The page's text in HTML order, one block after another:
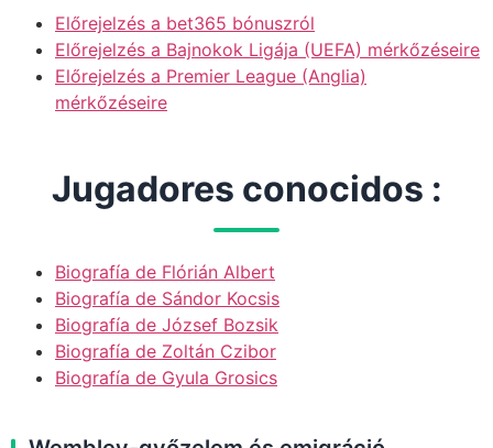
Előrejelzés a bet365 bónuszról
Előrejelzés a Bajnokok Ligája (UEFA) mérkőzéseire
Előrejelzés a Premier League (Anglia)
mérkőzéseire
Jugadores conocidos :
Biografía de Flórián Albert
Biografía de Sándor Kocsis
Biografía de József Bozsik
Biografía de Zoltán Czibor
Biografía de Gyula Grosics